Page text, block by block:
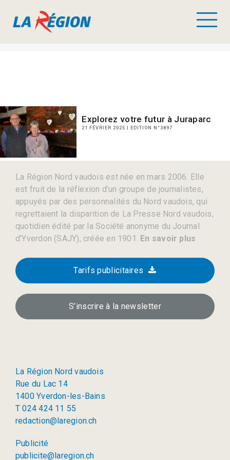
Explorez votre futur à Juraparc
21 FÉVRIER 2025 | EDITION N°3897
La Région Nord vaudois est née en mars 2006. Elle
est fruit de la réflexion d’un groupe de journalistes,
appuyés par des personnalités du Nord vaudois, qui
regrettaient la disparition de La Presse Nord vaudois,
quotidien édité par la Société anonyme du Journal
d’Yverdon (SAJY), créée en 1901. En savoir plus
Tarifs publicitaires
S’inscrire à la newsletter
La Région Nord vaudois
Rue du Lac 14
1400 Yverdon-les-Bains
T 024 424 11 55
redaction@laregion.ch
Publicité
publicite@laregion.ch